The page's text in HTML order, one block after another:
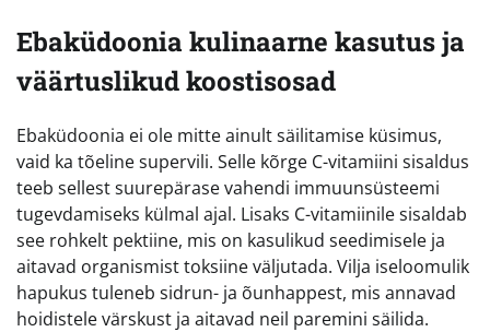
Ebaküdoonia kulinaarne kasutus ja
väärtuslikud koostisosad
Ebaküdoonia ei ole mitte ainult säilitamise küsimus,
vaid ka tõeline supervili. Selle kõrge C-vitamiini sisaldus
teeb sellest suurepärase vahendi immuunsüsteemi
tugevdamiseks külmal ajal. Lisaks C-vitamiinile sisaldab
see rohkelt pektiine, mis on kasulikud seedimisele ja
aitavad organismist toksiine väljutada. Vilja iseloomulik
hapukus tuleneb sidrun- ja õunhappest, mis annavad
hoidistele värskust ja aitavad neil paremini säilida.